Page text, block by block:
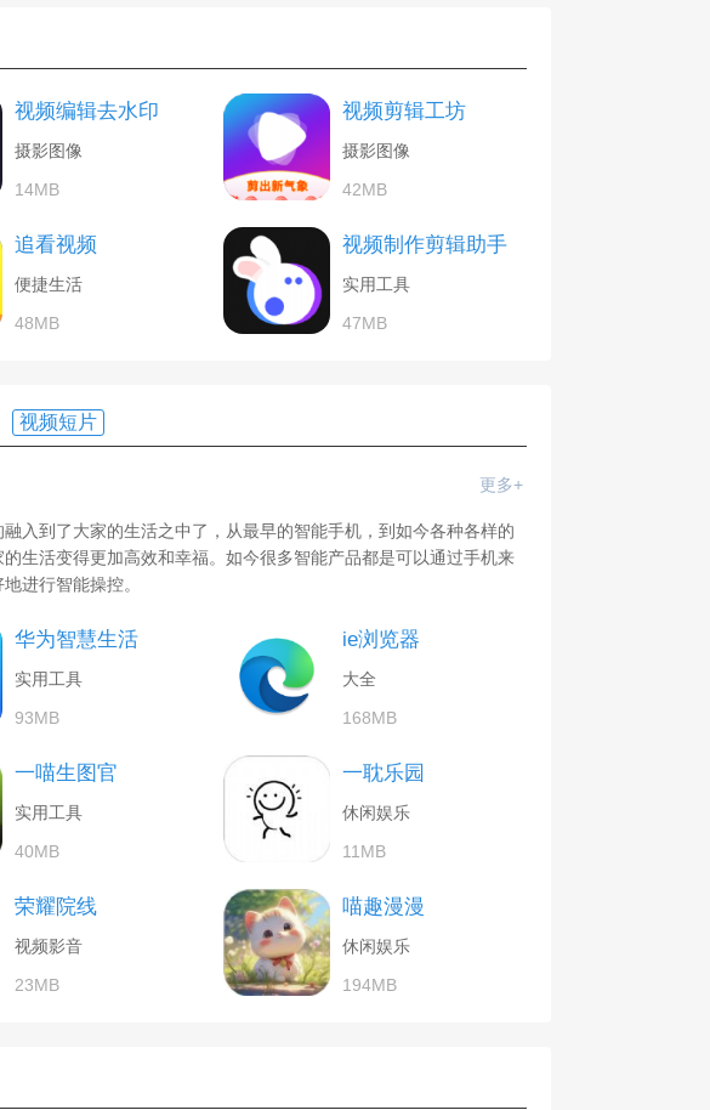
视频编辑去水印
摄影图像
14MB
视频剪辑工坊
摄影图像
42MB
追看视频
便捷生活
48MB
视频制作剪辑助手
实用工具
47MB
视频短片
更多+
入到了大家的生活之中了，从最早的智能手机，到如今各种各样的
生活变得更加高效和幸福。如今很多智能产品都是可以通过手机来
进行智能操控。
华为智慧生活
实用工具
93MB
ie浏览器
大全
168MB
一喵生图官
实用工具
40MB
一耽乐园
休闲娱乐
11MB
荣耀院线
视频影音
23MB
喵趣漫漫
休闲娱乐
194MB